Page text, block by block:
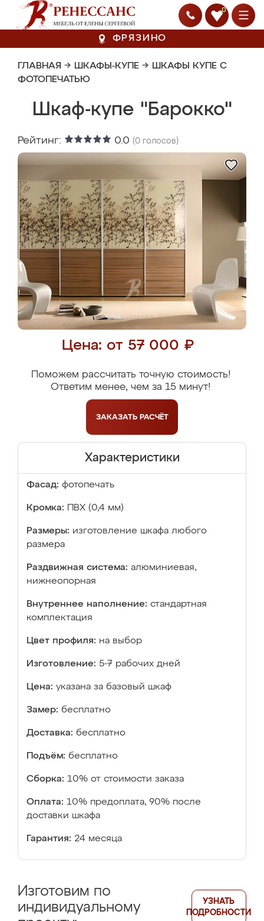
0
ФРЯЗИНО
ГЛАВНАЯ → ШКАФЫ-КУПЕ → ШКАФЫ КУПЕ С
ФОТОПЕЧАТЬЮ
Шкаф-купе "Барокко"
Рейтинг: 0.0 (0 голосов)
Цена: от 57 000 ₽
Поможем рассчитать точную стоимость!
Ответим менее, чем за 15 минут!
ЗАКАЗАТЬ РАСЧЁТ
Характеристики
Фасад: фотопечать
Кромка: ПВХ (0,4 мм)
Размеры: изготовление шкафа любого
размера
Раздвижная система: алюминиевая,
нижнеопорная
Внутреннее наполнение: стандартная
комплектация
Цвет профиля: на выбор
Изготовление: 5-7 рабочих дней
Цена: указана за базовый шкаф
Замер: бесплатно
Доставка: бесплатно
Подъём: бесплатно
Сборка: 10% от стоимости заказа
Оплата: 10% предоплата, 90% после
доставки шкафа
Гарантия: 24 месяца
Изготовим по
индивидуальному
УЗНАТЬ
ПОДРОБНОСТИ